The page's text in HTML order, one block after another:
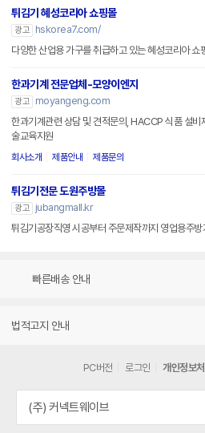
튀김기 혜성코리아 쇼핑몰
광고
hskorea7.com/
다양한 산업용 가구를 취급하고 있는 혜성코리아 쇼
한과기계 전문업체-모양이엔지
광고
moyangeng.com
한과기계관련 상담 및 견적문의, HACCP 식품 설비
술교육지원
회사소개 제품안내 제품문의
튀김기전문 도원주방몰
광고
jubangmall.kr
튀김기공장직영 시공부터 주문제작까지 영업용주
빠른배송 안내
법적고지 안내
PC버전 로그인 개인정보
(주) 커넥트웨이브